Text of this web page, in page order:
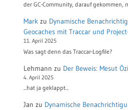
der GC-Community, darauf gekommen,
Mark zu Dynamische
Geocaches mit Traccar und
11. April 2025
Was sagt denn das Traccar-Logfile?
Lehmann zu Der Beweis: Mesut
4. April 2025
...hat ja geklappt...
Jan zu Dynamische